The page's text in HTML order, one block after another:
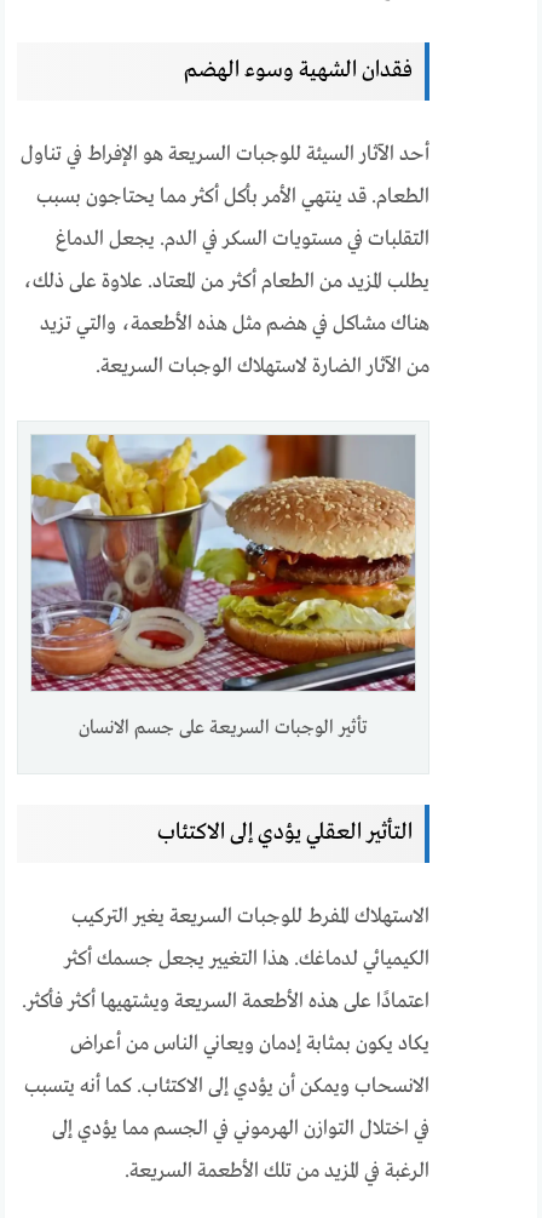
فقدان الشهية وسوء الهضم
أحد الآثار السيئة للوجبات السريعة هو الإفراط في تناول
الطعام. قد ينتهي الأمر بأكل أكثر مما يحتاجون بسبب
التقلبات في مستويات السكر في الدم. يجعل الدماغ
يطلب المزيد من الطعام أكثر من المعتاد. علاوة على ذلك،
هناك مشاكل في هضم مثل هذه الأطعمة، والتي تزيد
من الآثار الضارة لاستهلاك الوجبات السريعة.
تأثير الوجبات السريعة على جسم الانسان
التأثير العقلي يؤدي إلى الاكتئاب
الاستهلاك المفرط للوجبات السريعة يغير التركيب
الكيميائي لدماغك. هذا التغيير يجعل جسمك أكثر
اعتمادًا على هذه الأطعمة السريعة ويشتهيها أكثر فأكثر.
يكاد يكون بمثابة إدمان ويعاني الناس من أعراض
الانسحاب ويمكن أن يؤدي إلى الاكتئاب. كما أنه يتسبب
في اختلال التوازن الهرموني في الجسم مما يؤدي إلى
الرغبة في المزيد من تلك الأطعمة السريعة.